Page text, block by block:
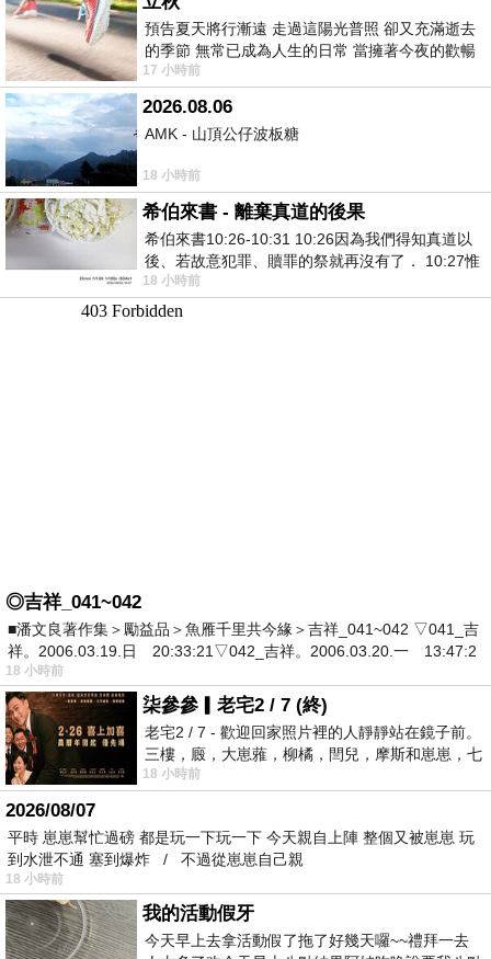
預告夏天將行漸遠 走過這陽光普照 卻又充滿逝去
的季節 無常已成為人生的日常 當擁著今夜的歡暢
舒心 轉眼驟成昨日 而明晨 太陽
17 小時前
2026.08.06
AMK - 山頂公仔波板糖
18 小時前
希伯來書 - 離棄真道的後果
希伯來書10:26-10:31 10:26因為我們得知真道以
後、若故意犯罪、贖罪的祭就再沒有了． 10:27惟
有戰懼等候審判和那燒滅眾敵人的烈火
18 小時前
◎吉祥_041~042
■潘文良著作集＞勵益品＞魚雁千里共今緣＞吉祥_041~042 ▽041_吉
祥。2006.03.19.日 20:33:21▽042_吉祥。2006.03.20.一 13:47:2
18 小時前
柒參參▎老宅2 / 7 (終)
老宅2 / 7 - 歡迎回家照片裡的人靜靜站在鏡子前。
三樓，廄，大崽蕥，柳橘，閆兒，摩斯和崽崽，七
個人整整齊齊地站在鏡框之外，如同
18 小時前
2026/08/07
平時 崽崽幫忙過磅 都是玩一下玩一下 今天親自上陣 整個又被崽崽 玩
到水泄不通 塞到爆炸 / 不過從崽崽自己親
18 小時前
我的活動假牙
今天早上去拿活動假了拖了好幾天囉~~禮拜一去